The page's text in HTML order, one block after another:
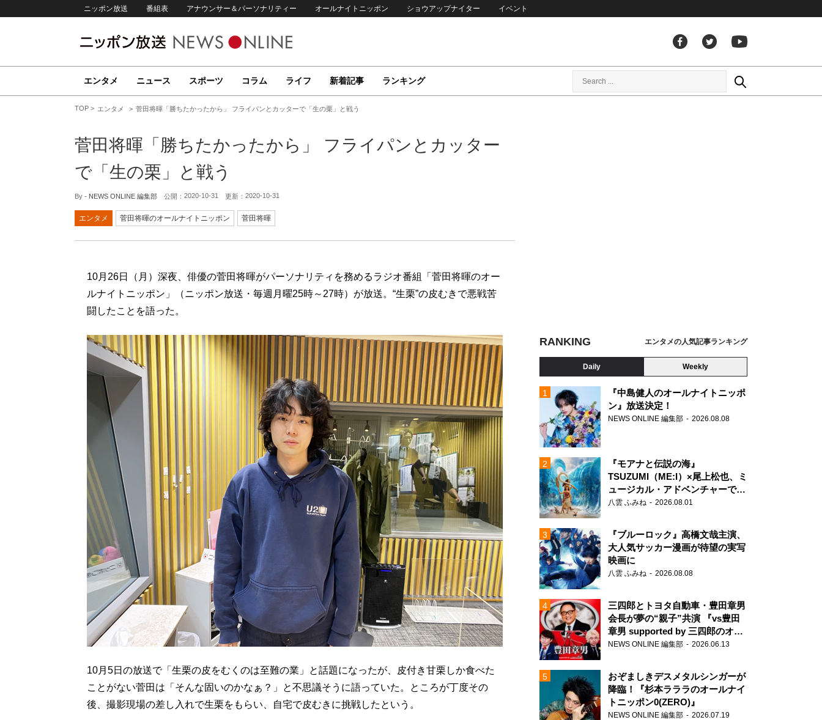
ニッポン放送 番組表 アナウンサー＆パーソナリティー オールナイトニッポン ショウアップナイター イベント
エンタメ ニュース スポーツ コラム ライフ 新着記事 ランキング
TOP エンタメ 菅田将暉「勝ちたかったから」 フライパンとカッターで「生の栗」と戦う
菅田将暉「勝ちたかったから」 フライパンとカッター
で「生の栗」と戦う
By - NEWS ONLINE 編集部 公開： 2020-10-31 更新： 2020-10-31
エンタメ 菅田将暉のオールナイトニッポン 菅田将暉
10月26日（月）深夜、俳優の菅田将暉がパーソナリティを務めるラジオ番組「菅田将暉のオー
ルナイトニッポン」（ニッポン放送・毎週月曜25時～27時）が放送。“生栗”の皮むきで悪戦苦
闘したことを語った。
10月5日の放送で「生栗の皮をむくのは至難の業」と話題になったが、皮付き甘栗しか食べた
ことがない菅田は「そんな固いのかなぁ？」と不思議そうに語っていた。ところが丁度その
後、撮影現場の差し入れで生栗をもらい、自宅で皮むきに挑戦したという。
RANKING エンタメの人気記事ランキング
Daily Weekly
『中島健人のオールナイトニッポ
ン』放送決定！
NEWS ONLINE 編集部 2026.08.08
『モアナと伝説の海』
TSUZUMI（ME:I）×尾上松也、ミ
ュージカル・アドベンチャーで美
声を響かせる
八雲 ふみね 2026.08.01
『ブルーロック』高橋文哉主演、
大人気サッカー漫画が待望の実写
映画に
八雲 ふみね 2026.08.08
三四郎とトヨタ自動車・豊田章男
会長が夢の“親子”共演 『vs豊田
章男 supported by 三四郎のオー
ルナイトニッポン0(ZERO)』
NEWS ONLINE 編集部 2026.06.13
おぞましきデスメタルシンガーが
降臨！『杉本ラララのオールナイ
トニッポン0(ZERO)』
NEWS ONLINE 編集部 2026.07.19